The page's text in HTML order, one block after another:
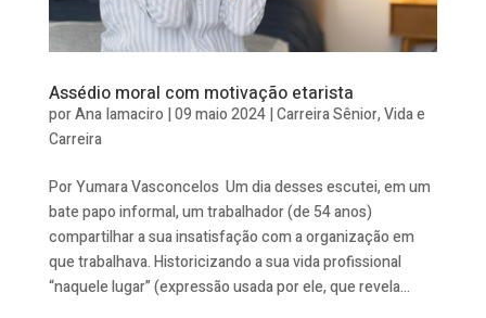
Assédio moral com motivação etarista
porAna Iamaciro |09 maio 2024|Carreira Sênior,Vida e
Carreira
Por Yumara Vasconcelos Um dia desses escutei, em um
bate papo informal, um trabalhador (de 54 anos)
compartilhar a sua insatisfação com a organização em
que trabalhava. Historicizando a sua vida profissional
“naquele lugar” (expressão usada por ele, que revela...